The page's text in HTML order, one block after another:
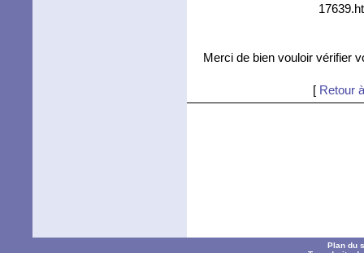
Merci de bien vouloir vérifier
[ Retour
Plan du